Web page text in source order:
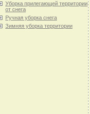
Уборка прилегающей территории
от снега
Ручная уборка снега
Зимняя уборка территории